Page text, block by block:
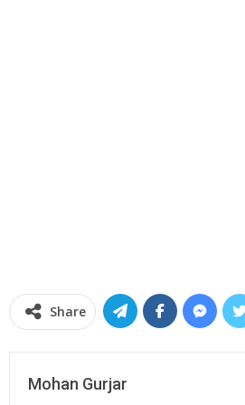
Share
Mohan Gurjar